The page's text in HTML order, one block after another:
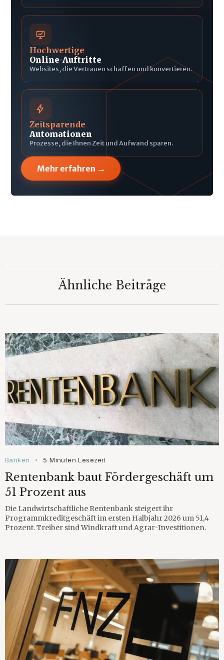
Hochwertige
Online-Auftritte
Websites, die Vertrauen schaffen und konvertieren.
Zeitsparende
Automationen
Prozesse, die Ihnen Zeit und Aufwand sparen.
Mehr erfahren →
Ähnliche Beiträge
Banken • 5 Minuten Lesezeit
Rentenbank baut Fördergeschäft um
51 Prozent aus
Die Landwirtschaftliche Rentenbank steigert ihr
Programmkreditgeschäft im ersten Halbjahr 2026 um 51,4
Prozent. Treiber sind Windkraft und Agrar-Investitionen.